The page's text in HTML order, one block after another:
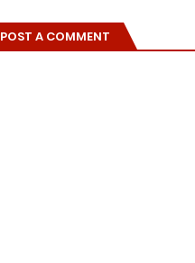
POST A COMMENT